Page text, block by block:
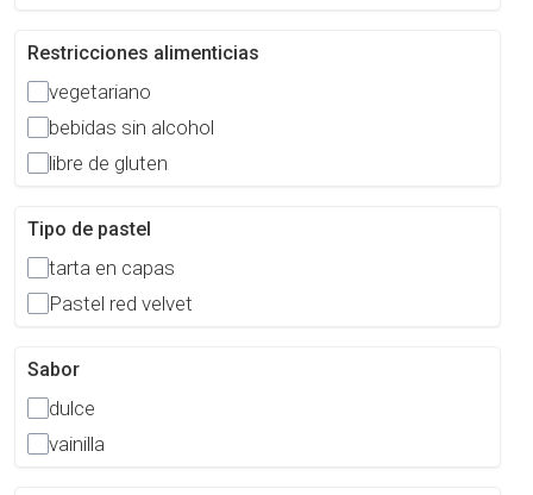
Restricciones alimenticias
vegetariano
bebidas sin alcohol
libre de gluten
Tipo de pastel
tarta en capas
Pastel red velvet
Sabor
dulce
vainilla